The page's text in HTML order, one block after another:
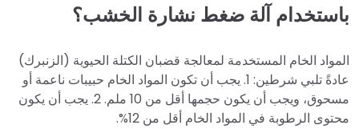
باستخدام آلة ضغط نشارة الخشب؟
المواد الخام المستخدمة لمعالجة قضبان الكتلة الحيوية (الزنبرك)
عادةً تلبي شرطين: 1. يجب أن تكون المواد الخام حبيبات ناعمة أو
مسحوق، ويجب أن يكون حجمها أقل من 10 ملم. 2. يجب أن يكون
محتوى الرطوبة في المواد الخام أقل من 12%.